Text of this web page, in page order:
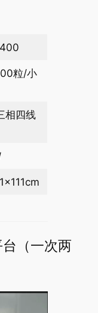
粒/小
相四线
（一次两